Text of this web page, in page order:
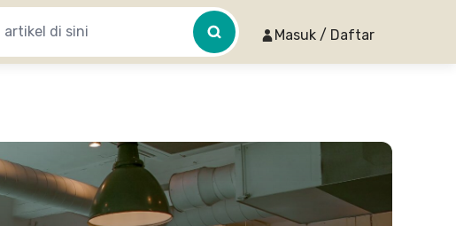
Masuk / Daftar